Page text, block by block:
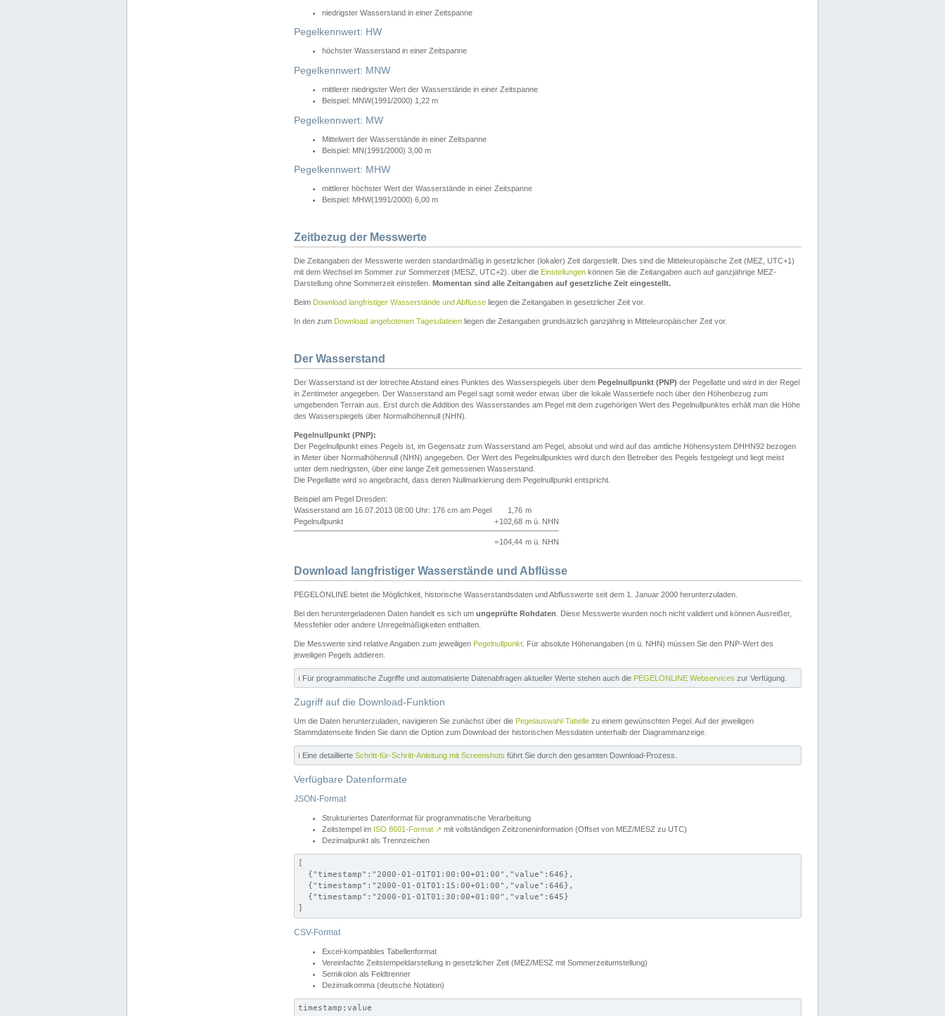
niedrigster Wasserstand in einer Zeitspanne
Pegelkennwert: HW
höchster Wasserstand in einer Zeitspanne
Pegelkennwert: MNW
mittlerer niedrigster Wert der Wasserstände in einer Zeitspanne
Beispiel: MNW(1991/2000) 1,22 m
Pegelkennwert: MW
Mittelwert der Wasserstände in einer Zeitspanne
Beispiel: MN(1991/2000) 3,00 m
Pegelkennwert: MHW
mittlerer höchster Wert der Wasserstände in einer Zeitspanne
Beispiel: MHW(1991/2000) 6,00 m
Zeitbezug der Messwerte
Die Zeitangaben der Messwerte werden standardmäßig in gesetzlicher (lokaler) Zeit dargestellt. Dies sind die Mitteleuropäische Zeit (MEZ, UTC+1)
mit dem Wechsel im Sommer zur Sommerzeit (MESZ, UTC+2). über die Einstellungen können Sie die Zeitangaben auch auf ganzjährige MEZ-
Darstellung ohne Sommerzeit einstellen. Momentan sind alle Zeitangaben auf gesetzliche Zeit eingestellt.
Beim Download langfristiger Wasserstände und Abflüsse liegen die Zeitangaben in gesetzlicher Zeit vor.
In den zum Download angebotenen Tagesdateien liegen die Zeitangaben grundsätzlich ganzjährig in Mitteleuropäischer Zeit vor.
Der Wasserstand
Der Wasserstand ist der lotrechte Abstand eines Punktes des Wasserspiegels über dem Pegelnullpunkt (PNP) der Pegellatte und wird in der Regel
in Zentimeter angegeben. Der Wasserstand am Pegel sagt somit weder etwas über die lokale Wassertiefe noch über den Höhenbezug zum
umgebenden Terrain aus. Erst durch die Addition des Wasserstandes am Pegel mit dem zugehörigen Wert des Pegelnullpunktes erhält man die Höhe
des Wasserspiegels über Normalhöhennull (NHN).
Pegelnullpunkt (PNP):
Der Pegelnullpunkt eines Pegels ist, im Gegensatz zum Wasserstand am Pegel, absolut und wird auf das amtliche Höhensystem DHHN92 bezogen
in Meter über Normalhöhennull (NHN) angegeben. Der Wert des Pegelnullpunktes wird durch den Betreiber des Pegels festgelegt und liegt meist
unter dem niedrigsten, über eine lange Zeit gemessenen Wasserstand.
Die Pegellatte wird so angebracht, dass deren Nullmarkierung dem Pegelnullpunkt entspricht.
Beispiel am Pegel Dresden:
Wasserstand am 16.07.2013 08:00 Uhr: 176 cm am Pegel
1,76 m
Pegelnullpunkt
+102,68 m ü. NHN
=104,44 m ü. NHN
Download langfristiger Wasserstände und Abflüsse
PEGELONLINE bietet die Möglichkeit, historische Wasserstandsdaten und Abflusswerte seit dem 1. Januar 2000 herunterzuladen.
Bei den heruntergeladenen Daten handelt es sich um ungeprüfte Rohdaten . Diese Messwerte wurden noch nicht validiert und können Ausreißer,
Messfehler oder andere Unregelmäßigkeiten enthalten.
Die Messwerte sind relative Angaben zum jeweiligen Pegelnullpunkt . Für absolute Höhenangaben (m ü. NHN) müssen Sie den PNP-Wert des
jeweiligen Pegels addieren.
ℹ️ Für programmatische Zugriffe und automatisierte Datenabfragen aktueller Werte stehen auch die PEGELONLINE Webservices zur Verfügung.
Zugriff auf die Download-Funktion
Um die Daten herunterzuladen, navigieren Sie zunächst über die Pegelauswahl-Tabelle zu einem gewünschten Pegel. Auf der jeweiligen
Stammdatenseite finden Sie dann die Option zum Download der historischen Messdaten unterhalb der Diagrammanzeige.
ℹ️ Eine detaillierte Schritt-für-Schritt-Anleitung mit Screenshots führt Sie durch den gesamten Download-Prozess.
Verfügbare Datenformate
JSON-Format
Strukturiertes Datenformat für programmatische Verarbeitung
Zeitstempel im ISO 8601-Format ↗ mit vollständigen Zeitzoneninformation (Offset von MEZ/MESZ zu UTC)
Dezimalpunkt als Trennzeichen
[
  {"timestamp":"2000-01-01T01:00:00+01:00","value":646},
  {"timestamp":"2000-01-01T01:15:00+01:00","value":646},
  {"timestamp":"2000-01-01T01:30:00+01:00","value":645}
]
CSV-Format
Excel-kompatibles Tabellenformat
Vereinfachte Zeitstempeldarstellung in gesetzlicher Zeit (MEZ/MESZ mit Sommerzeitumstellung)
Semikolon als Feldtrenner
Dezimalkomma (deutsche Notation)
timestamp;value